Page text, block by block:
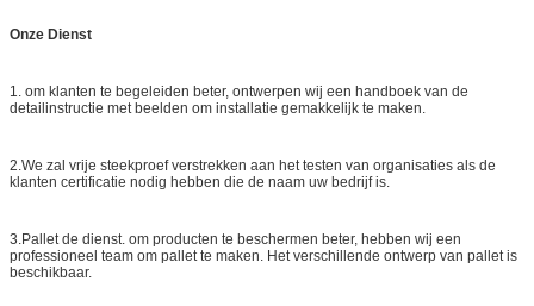
Onze Dienst
1. om klanten te begeleiden beter, ontwerpen wij een handboek van de
detailinstructie met beelden om installatie gemakkelijk te maken.
2.We zal vrije steekproef verstrekken aan het testen van organisaties als de
klanten certificatie nodig hebben die de naam uw bedrijf is.
3.Pallet de dienst. om producten te beschermen beter, hebben wij een
professioneel team om pallet te maken. Het verschillende ontwerp van pallet is
beschikbaar.